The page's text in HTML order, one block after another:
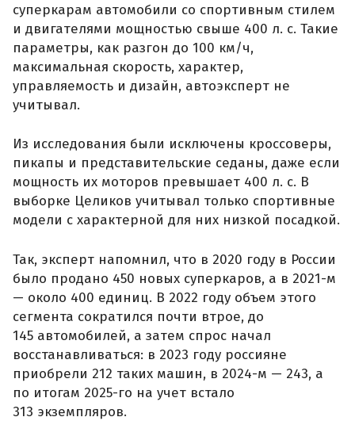
суперкарам автомобили со спортивным стилем
и двигателями мощностью свыше 400 л. с. Такие
параметры, как разгон до 100 км/ч,
максимальная скорость, характер,
управляемость и дизайн, автоэксперт не
учитывал.
Из исследования были исключены кроссоверы,
пикапы и представительские седаны, даже если
мощность их моторов превышает 400 л. с. В
выборке Целиков учитывал только спортивные
модели с характерной для них низкой посадкой.
Так, эксперт напомнил, что в 2020 году в России
было продано 450 новых суперкаров, а в 2021-м
— около 400 единиц. В 2022 году объем этого
сегмента сократился почти втрое, до
145 автомобилей, а затем спрос начал
восстанавливаться: в 2023 году россияне
приобрели 212 таких машин, в 2024-м — 243, а
по итогам 2025-го на учет встало
313 экземпляров.